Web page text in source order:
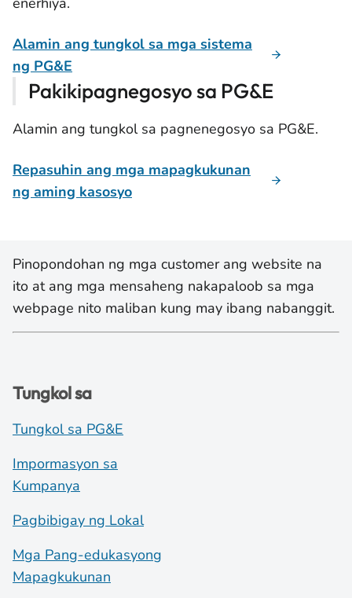
Alamin ang tungkol sa mga sistema
ng PG&E
Pakikipagnegosyo sa PG&E
Alamin ang tungkol sa pagnenegosyo sa PG&E.
Repasuhin ang mga mapagkukunan
ng aming kasosyo
Pinopondohan ng mga customer ang website na
ito at ang mga mensaheng nakapaloob sa mga
webpage nito maliban kung may ibang nabanggit.
Tungkol sa
Tungkol sa PG&E
Impormasyon sa
Kumpanya
Pagbibigay ng Lokal
Mga Pang-edukasyong
Mapagkukunan